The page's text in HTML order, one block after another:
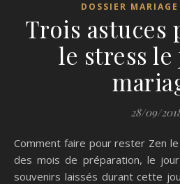
DOSSIER
Trois astuces
le stress
28/09/
Comment faire pour rester Zen
des mois de préparation, le
souvenirs laissés durant cette